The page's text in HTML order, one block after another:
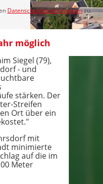
Datenschutzbestimmungenzu.
möglich
Siegel (79),
- und
stärken. Der
Streifen
Ort über ein
mit
minimierte
auf die im
Meter